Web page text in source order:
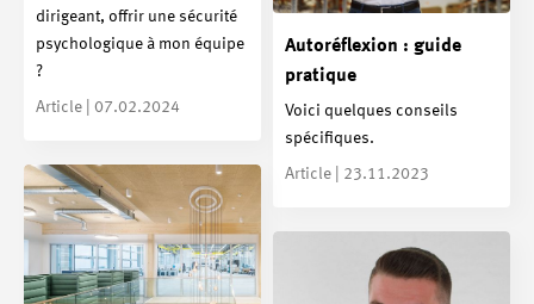
dirigeant, offrir une sécurité
psychologique à mon équipe
?
Article | 07.02.2024
Autoréflexion : guide
pratique
Voici quelques conseils
spécifiques.
Article | 23.11.2023